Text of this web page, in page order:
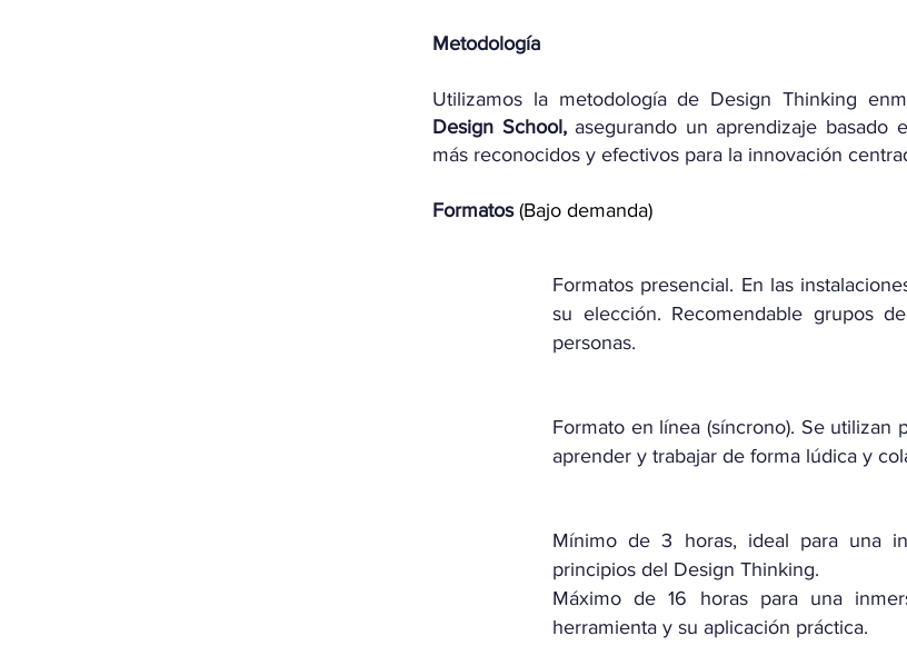
Metodología
Utilizamos la metodología de Design Thinking
Design School,asegurando un aprendizaje basado
más reconocidos y efectivos para la innovación
Formatos(Bajo demanda)
Formatos presencial. En las
su elección. Recomendable grupos
personas.
Formato en línea (síncrono). Se utilizan
aprender y trabajar de forma lúdica y
Mínimo de 3 horas, ideal para una
principios del Design Thinking.
​Máximo de 16 horas para una
herramienta y su aplicación práctica.